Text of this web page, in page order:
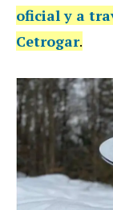
oficial y a
Cetrogar.